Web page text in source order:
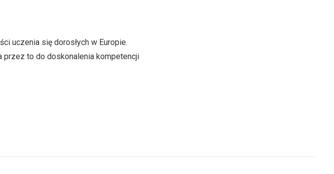
uczenia się dorosłych w Europie.
przez to do doskonalenia kompetencji